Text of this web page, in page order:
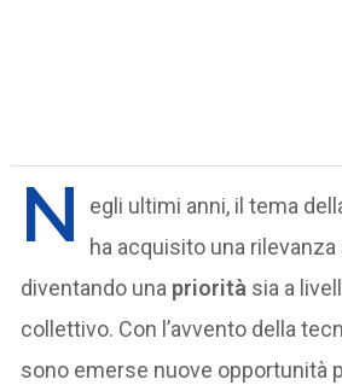
N egli ultimi anni, il tema
ha acquisito una
diventando una priorità sia a
collettivo. Con l’avvento della
sono emerse nuove opportunità